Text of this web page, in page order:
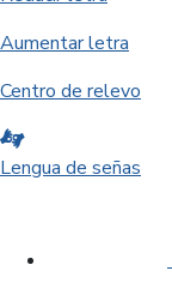
Aumentar letra
Centro de relevo
Lengua de señas